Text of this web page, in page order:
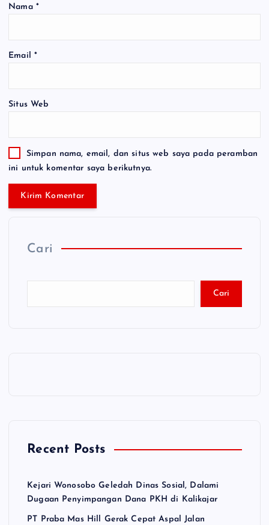
Nama *
Email *
Situs Web
Simpan nama, email, dan situs web saya pada peramban
ini untuk komentar saya berikutnya.
Cari
Cari
Recent Posts
Kejari Wonosobo Geledah Dinas Sosial, Dalami
Dugaan Penyimpangan Dana PKH di Kalikajar
PT Praba Mas Hill Gerak Cepat Aspal Jalan